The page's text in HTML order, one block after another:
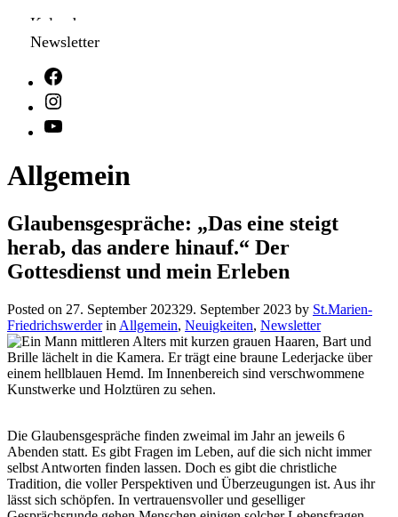
Kalender
Newsletter
Allgemein
Glaubensgespräche: „Das eine steigt
herab, das andere hinauf.“ Der
Gottesdienst und mein Erleben
Posted on 27. September 202329. September 2023 by St.Marien-
Friedrichswerderin Allgemein, Neuigkeiten, Newsletter
Die Glaubensgespräche finden zweimal im Jahr an jeweils 6
Abenden statt. Es gibt Fragen im Leben, auf die sich nicht immer
selbst Antworten finden lassen. Doch es gibt die christliche
Tradition, die voller Perspektiven und Überzeugungen ist. Aus ihr
lässt sich schöpfen. In vertrauensvoller und geselliger